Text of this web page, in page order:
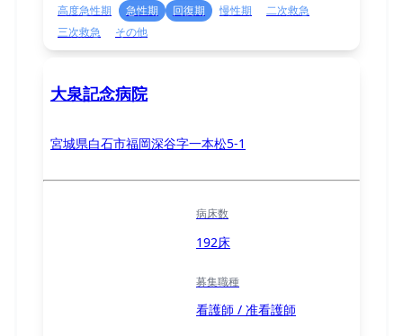
高度急性期 急性期 回復期 慢性期
二次救急
三次救急
その他
大泉記念病院
宮城県白石市福岡深谷字一本松5-1
病床数
192床
募集職種
看護師 / 准看護師